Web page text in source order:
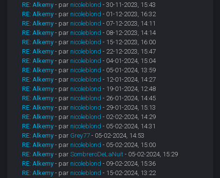
RE: Alkemy - par nicoleblond - 30-11-2023, 15:43
RE: Alkemy - par nicoleblond - 01-12-2023, 16:32
RE: Alkemy - par nicoleblond - 07-12-2023, 14:11
RE: Alkemy - par nicoleblond - 08-12-2023, 14:14
RE: Alkemy - par nicoleblond - 15-12-2023, 16:00
RE: Alkemy - par nicoleblond - 22-12-2023, 15:47
RE: Alkemy - par nicoleblond - 04-01-2024, 15:04
RE: Alkemy - par nicoleblond - 05-01-2024, 13:59
RE: Alkemy - par nicoleblond - 12-01-2024, 14:27
RE: Alkemy - par nicoleblond - 19-01-2024, 12:48
RE: Alkemy - par nicoleblond - 26-01-2024, 14:45
RE: Alkemy - par nicoleblond - 29-01-2024, 15:13
RE: Alkemy - par nicoleblond - 02-02-2024, 14:29
RE: Alkemy - par nicoleblond - 05-02-2024, 14:31
RE: Alkemy - par Grey77 - 05-02-2024, 14:53
RE: Alkemy - par nicoleblond - 05-02-2024, 15:00
RE: Alkemy - parSombreroDeLaNuit - 05-02-2024, 15:29
RE: Alkemy - par nicoleblond - 09-02-2024, 15:36
RE: Alkemy - par nicoleblond - 15-02-2024, 13:22